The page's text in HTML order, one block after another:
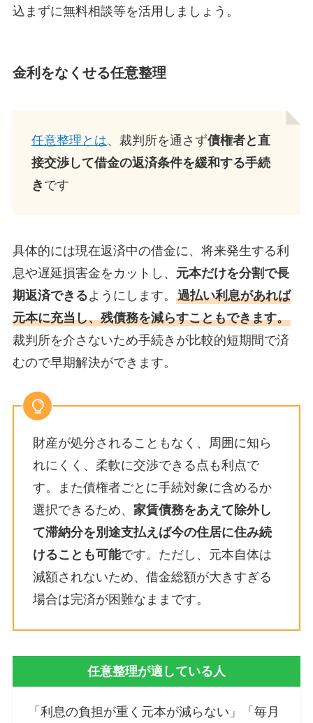
込まずに無料相談等を活用しましょう。
金利をなくせる任意整理
任意整理とは、裁判所を通さず債権者と直
接交渉して借金の返済条件を緩和する手続
き です​
具体的には現在返済中の借金に、将来発生する利
息や遅延損害金をカットし、 元本だけを分割で長
期返済できるようにします。 過払い利息があれば
元本に充当し、残債務を減らすこともできます。
裁判所を介さないため手続きが比較的短期間で済
むので早期解決ができます。
財産が処分されることもなく、周囲に知ら
れにくく、柔軟に交渉できる点も利点で
す。また債権者ごとに手続対象に含めるか
選択できるため、 家賃債務をあえて除外し
て滞納分を別途支払えば今の住居に住み続
けることも可能です​。ただし、元本自体は
減額されないため、借金総額が大きすぎる
場合は完済が困難なままです​。
任意整理が適している人
「利息の負担が重く元本が減らない」「毎月